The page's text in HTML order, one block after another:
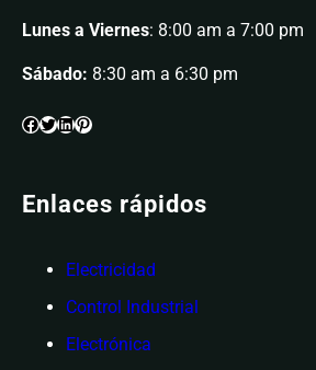
Lunes a Viernes: 8:00 am a 7:00 pm
Sábado: 8:30 am a 6:30 pm
Enlaces rápidos
Electricidad
Control Industrial
Electrónica